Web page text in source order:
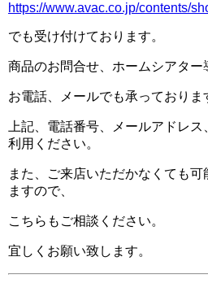
https://www.avac.co.jp/contents/
でも受け付けております。
商品のお問合せ、ホームシアター
お電話、メールでも承っておりま
上記、電話番号、メールアドレ
利用ください。
また、ご来店いただかなくても
ますので、
こちらもご相談ください。
宜しくお願い致します。